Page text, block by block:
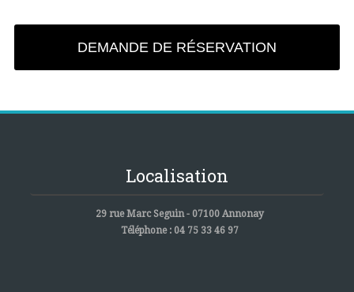
DEMANDE DE RÉSERVATION
Localisation
29 rue Marc Seguin - 07100 Annonay
Téléphone : 04 75 33 46 97